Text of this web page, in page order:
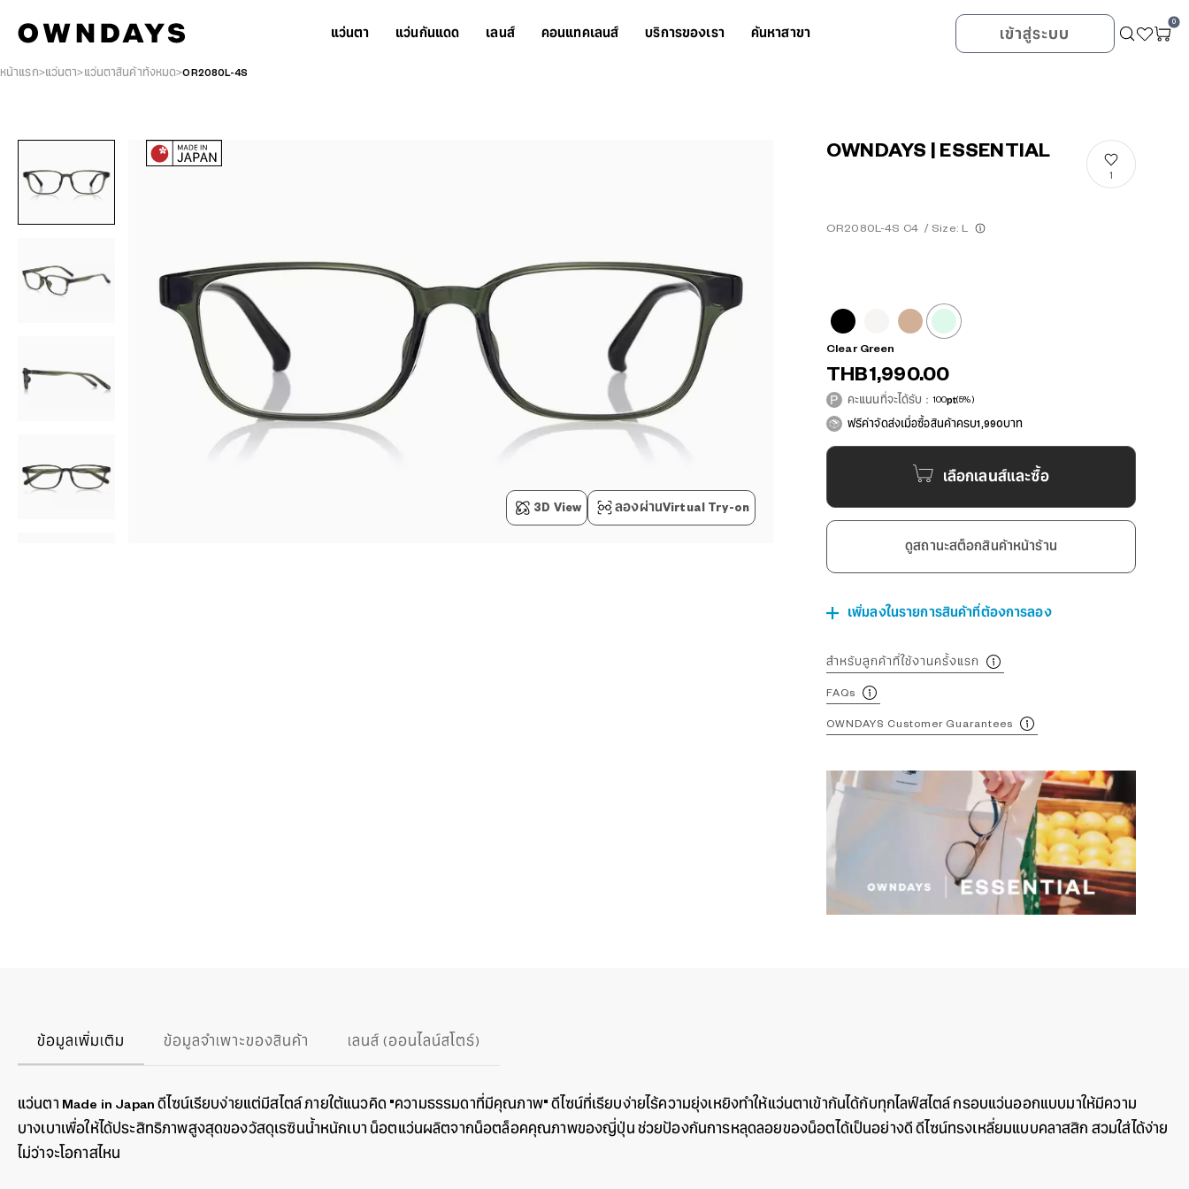
แว่นตา แว่นกันแดด เลนส์ คอนแทคเลนส์ บริการของเรา ค้นหาสาขา เข้าสู่ระบบ
0
หน้าแรก แว่นตา แว่นตาสินค้าทั้งหมด OR2080L-4S
3D View ลองผ่านVirtual Try-on
OWNDAYS | ESSENTIAL
OR2080L-4S C4 / Size: L
1
Clear Green
THB1,990.00
คะแนนที่จะได้รับ：100pt(5%)
ฟรีค่าจัดส่งเมื่อซื้อสินค้าครบ1,990บาท
เลือกเลนส์และซื้อ
ดูสถานะสต็อกสินค้าหน้าร้าน
เพิ่มลงในรายการสินค้าที่ต้องการลอง
สำหรับลูกค้าที่ใช้งานครั้งแรก
FAQs
OWNDAYS Customer Guarantees
ข้อมูลเพิ่มเติม ข้อมูลจำเพาะของสินค้า เลนส์ (ออนไลน์สโตร์)
แว่นตา Made in Japan ดีไซน์เรียบง่ายแต่มีสไตล์ ภายใต้แนวคิด "ความธรรมดาที่มีคุณภาพ" ดีไซน์ที่เรียบง่ายไร้ความยุ่งเหยิงทำให้แว่นตาเข้ากันได้กับทุกไลฟ์สไตล์ กรอบแว่นออกแบบมาให้มีความ
บางเบาเพื่อให้ได้ประสิทธิภาพสูงสุดของวัสดุเรซินน้ำหนักเบา น็อตแว่นผลิตจากน็อตล็อคคุณภาพของญี่ปุ่น ช่วยป้องกันการหลุดลอยของน็อตได้เป็นอย่างดี ดีไซน์ทรงเหลี่ยมแบบคลาสสิก สวมใส่ได้ง่าย
ไม่ว่าจะโอกาสไหน